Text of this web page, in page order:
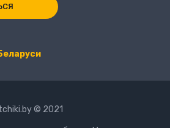
© 2021